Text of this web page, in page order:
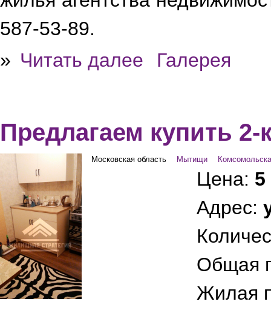
587-53-89.
» Читать далее Галерея
Предлагаем купить
Московская область Мытищи
Цена: 5
Адрес:
Общая
Жилая